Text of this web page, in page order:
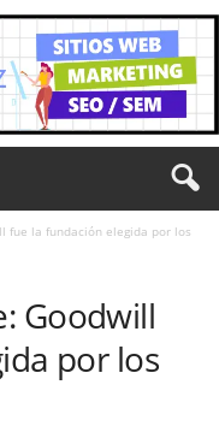
fue la fundación elegida por los
Goodwill
por los